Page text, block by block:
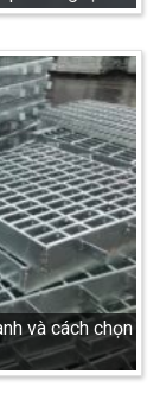
và cách chọn